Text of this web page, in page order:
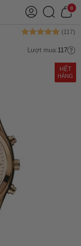
0
Lượt mua:117
HẾT
HÀNG